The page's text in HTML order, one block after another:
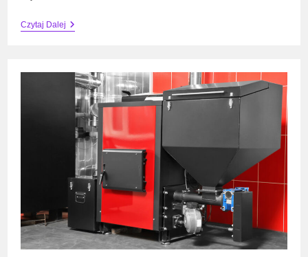
Czytaj DalejJak
Prosta
Naprawa
Krok
Po
Kroku